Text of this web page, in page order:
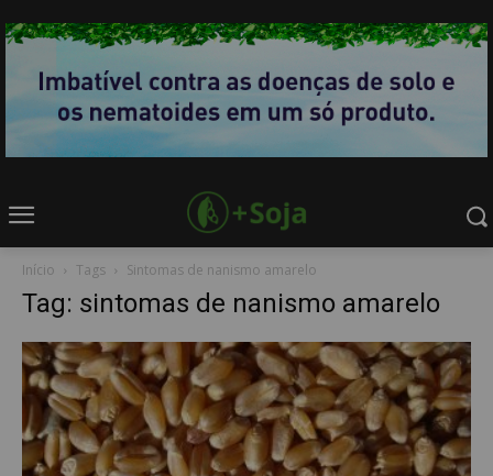
Início Tags Sintomas de nanismo amarelo
Tag: sintomas de nanismo amarelo